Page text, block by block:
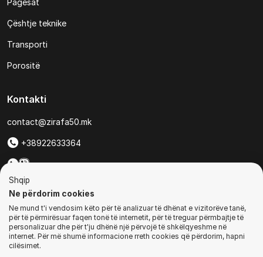
Pagesat
Çështje teknike
Transporti
Porositë
Kontakti
contact@zirafa50.mk
+38922633364
Për kërkesa të ofertave:
b2b@zirafa50.mk
Jadranska Magistrala No. 86, Skopje, North Macedonia
Shqip
Ne përdorim cookies
Ne mund t'i vendosim këto për të analizuar të dhënat e vizitorëve tanë,
për të përmirësuar faqen tonë të internetit, për të treguar përmbajtje të
personalizuar dhe për t'ju dhënë një përvojë të shkëlqyeshme në
internet. Për më shumë informacione rreth cookies që përdorim, hapni
cilësimet.